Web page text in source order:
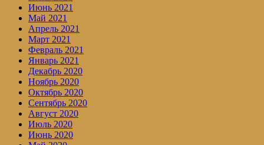
Июнь 2021
Май 2021
Апрель 2021
Март 2021
Февраль 2021
Январь 2021
Декабрь 2020
Ноябрь 2020
Октябрь 2020
Сентябрь 2020
Август 2020
Июль 2020
Июнь 2020